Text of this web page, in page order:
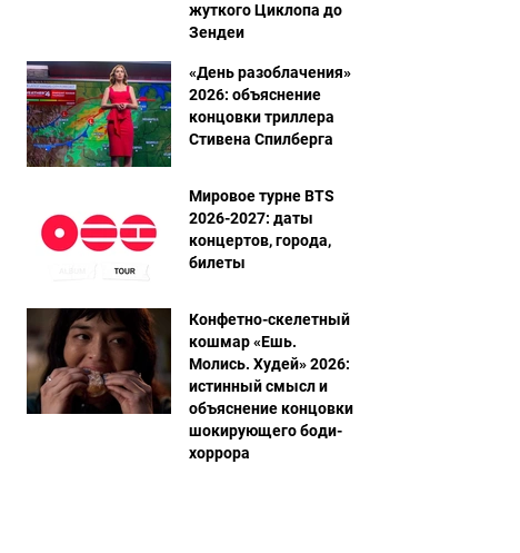
жуткого Циклопа до
Зендеи
«День разоблачения»
2026: объяснение
концовки триллера
Стивена Спилберга
Мировое турне BTS
2026-2027: даты
концертов, города,
билеты
Конфетно-скелетный
кошмар «Ешь.
Молись. Худей» 2026:
истинный смысл и
объяснение концовки
шокирующего боди-
хоррора